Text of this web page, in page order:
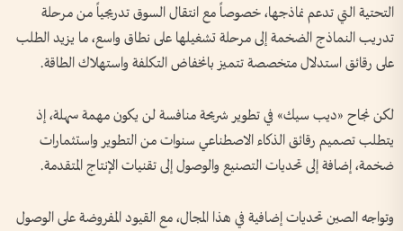
التحتية التي تدعم نماذجها، خصوصاً مع انتقال السوق تدريجياً من مرحلة
تدريب النماذج الضخمة إلى مرحلة تشغيلها على نطاق واسع، ما يزيد الطلب
على رقائق استدلال متخصصة تتميز بانخفاض التكلفة واستهلاك الطاقة.
لكن نجاح «ديب سيك» في تطوير شريحة منافسة لن يكون مهمة سهلة، إذ
يتطلب تصميم رقائق الذكاء الاصطناعي سنوات من التطوير واستثمارات
ضخمة، إضافة إلى تحديات التصنيع والوصول إلى تقنيات الإنتاج المتقدمة.
وتواجه الصين تحديات إضافية في هذا المجال، مع القيود المفروضة على الوصول